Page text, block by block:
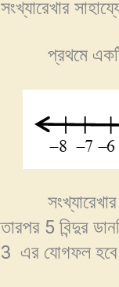
সংখ্যারেখার
প্রথমে একটি
সংখ্যারেখার 0
তারপর 5 বিন্দুর
3 এর যোগফল